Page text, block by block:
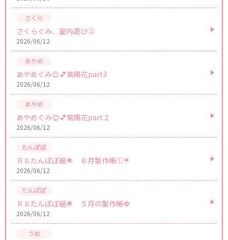
さくらぐみ、室内遊び②
2026/06/12
あやめぐみ😊💕紫陽花part3
2026/06/12
あやめぐみ😊💕紫陽花part２
2026/06/12
Ｒ８たんぽぽ組🌟 ６月製作帳①☔
2026/06/12
Ｒ８たんぽぽ組🌟 ５月の製作帳🍓
2026/06/12